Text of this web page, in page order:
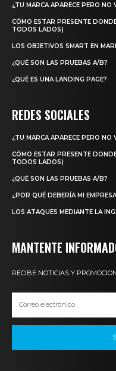
¿TU MARCA APARECE PERO NO
CÓMO ESTAR PRESENTE
TODOS LADOS)
LOS OBJETIVOS SMART EN
¿QUÉ SON LAS PRUEBAS A/B?
¿QUÉ ES UNA LANDING PAGE?
REDES SOCIALES
¿TU MARCA APARECE PERO NO
CÓMO ESTAR PRESENTE
TODOS LADOS)
¿QUÉ SON LAS PRUEBAS A/B?
¿POR QUÉ DEBERÍA MI
LOS ATAQUES MEDIANTE LA
MANTENTE
RECIBE NOTICIAS Y